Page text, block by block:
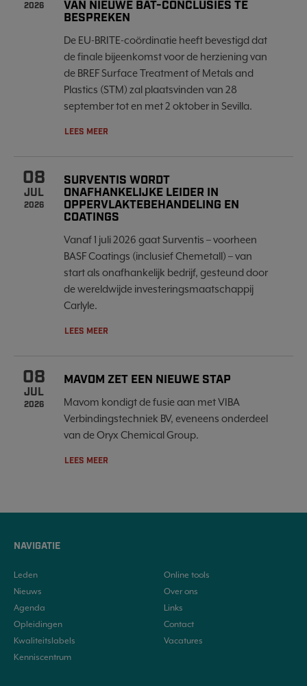
2026
VAN NIEUWE BAT-CONCLUSIES TE
BESPREKEN
De EU-BRITE-coördinatie heeft bevestigd dat
de finale bijeenkomst voor de herziening van
de BREF Surface Treatment of Metals and
Plastics (STM) zal plaatsvinden van 28
september tot en met 2 oktober in Sevilla.
LEES MEER
08
JUL
2026
SURVENTIS WORDT
ONAFHANKELIJKE LEIDER IN
OPPERVLAKTEBEHANDELING EN
COATINGS
Vanaf 1 juli 2026 gaat Surventis – voorheen
BASF Coatings (inclusief Chemetall) – van
start als onafhankelijk bedrijf, gesteund door
de wereldwijde investeringsmaatschappij
Carlyle.
LEES MEER
08
JUL
2026
MAVOM ZET EEN NIEUWE STAP
Mavom kondigt de fusie aan met VIBA
Verbindingstechniek BV, eveneens onderdeel
van de Oryx Chemical Group.
LEES MEER
NAVIGATIE
Leden
Nieuws
Agenda
Opleidingen
Kwaliteitslabels
Kenniscentrum
Online tools
Over ons
Links
Contact
Vacatures